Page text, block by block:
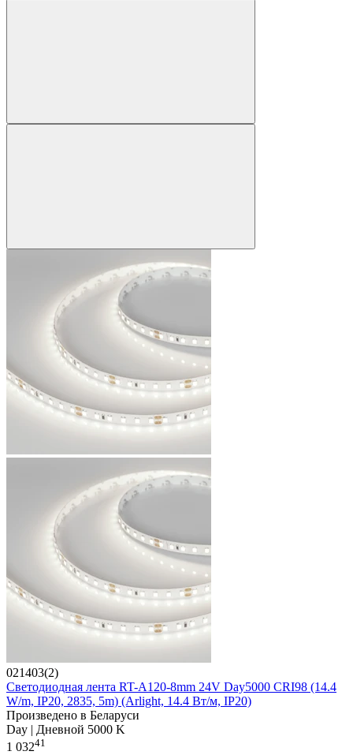
021403(2)
Светодиодная лента RT-A120-8mm 24V Day5000 CRI98 (14.4
W/m, IP20, 2835, 5m) (Arlight, 14.4 Вт/м, IP20)
Произведено в Беларуси
Day | Дневной 5000 K
1 03241